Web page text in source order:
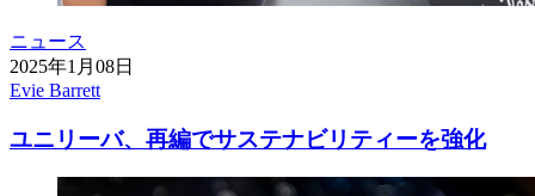
ニュース
2025年1月08日
Evie Barrett
ユニリーバ、再編でサステナビリティーを強化